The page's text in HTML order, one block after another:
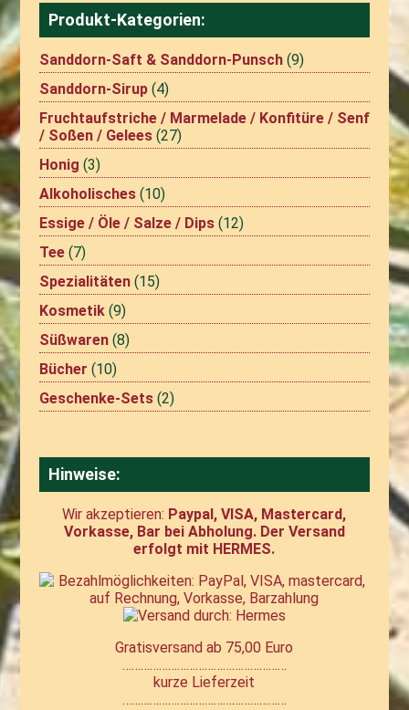
Produkt-Kategorien:
Sanddorn-Saft & Sanddorn-Punsch (9)
Sanddorn-Sirup (4)
Fruchtaufstriche / Marmelade / Konfitüre / Senf
/ Soßen / Gelees (27)
Honig (3)
Alkoholisches (10)
Essige / Öle / Salze / Dips (12)
Tee (7)
Spezialitäten (15)
Kosmetik (9)
Süßwaren (8)
Bücher (10)
Geschenke-Sets (2)
Hinweise:
Wir akzeptieren: Paypal, VISA, Mastercard,
Vorkasse, Bar bei Abholung. Der Versand
erfolgt mit HERMES.
Gratisversand ab 75,00 Euro
………………………………………………
kurze Lieferzeit
………………………………………………